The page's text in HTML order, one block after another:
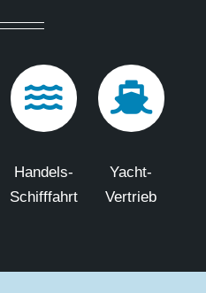
Handels-
Schifffahrt
Yacht-
Vertrieb